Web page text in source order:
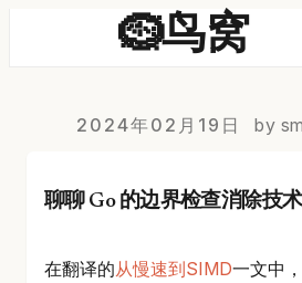
🪹鸟窝
2024年02月19日 by
聊聊 Go 的边界检查消除技术
在翻译的从慢速到SIMD一文中